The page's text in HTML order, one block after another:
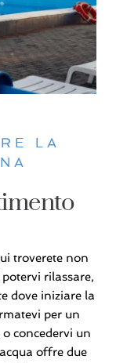
LA
troverete non
rilassare,
dove iniziare la
per un
concedervi un
offre due